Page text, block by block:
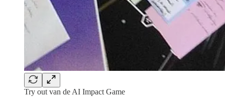
Try out van de AI Impact Game